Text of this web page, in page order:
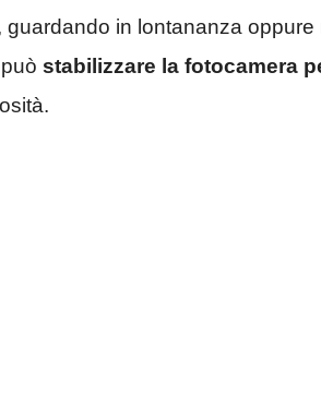
guardando in lontananza
stabilizzare la fotocamera